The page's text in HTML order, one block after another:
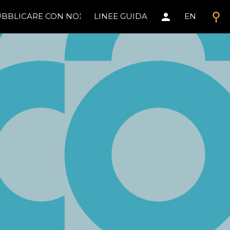
search
CON NOI LINEE GUIDA person EN